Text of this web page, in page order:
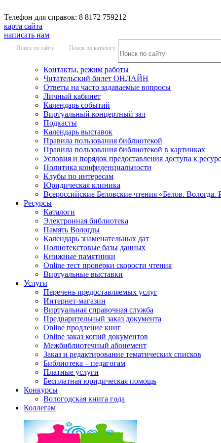
Телефон для справок: 8 8172 759212
карта сайта
написать нам
Поиск по сайту Поиск по каталогу
Контакты, режим работы
Читательский билет ОНЛАЙН
Ответы на часто задаваемые вопросы
Личный кабинет
Календарь событий
Виртуальный концертный зал
Подкасты
Календарь выставок
Правила пользования библиотекой
Правила пользования библиотекой в картинках
Условия и порядок предоставления доступа к
Политика конфиденциальности
Клубы по интересам
Юридическая клиника
Всероссийские Беловские чтения «Белов. Вологда.
Ресурсы
Каталоги
Электронная библиотека
Память Вологды
Календарь знаменательных дат
Полнотекстовые базы данных
Книжные памятники
Online тест проверки скорости чтения
Виртуальные выставки
Услуги
Перечень предоставляемых услуг
Интернет-магазин
Виртуальная справочная служба
Предварительный заказ документа
Online продление книг
Online заказ копий документов
Межбиблиотечный абонемент
Заказ и редактирование тематических списков
Библиотека – педагогам
Платные услуги
Бесплатная юридическая помощь
Конкурсы
Вологодская книга года
Коллегам